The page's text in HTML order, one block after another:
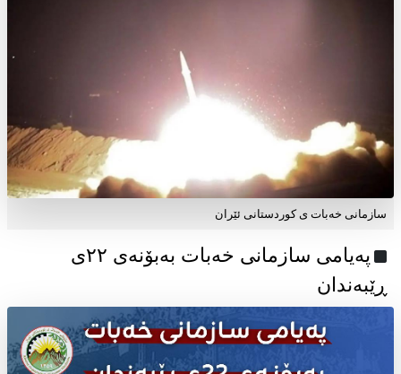
سازمانی خەبات ی کوردستانی ئێران
پەیامی سازمانی خەبات بەبۆنەی ۲۲ی
ڕێبەندان